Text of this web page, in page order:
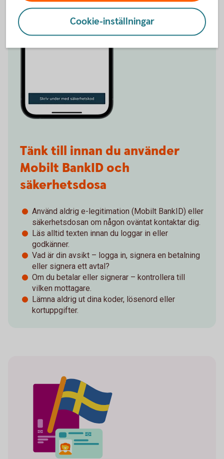
Tänk till innan du använder
Mobilt BankID och
säkerhetsdosa
Använd aldrig e-legitimation (Mobilt BankID) eller
säkerhetsdosan om någon oväntat kontaktar dig.
Läs alltid texten innan du loggar in eller
godkänner.
Vad är din avsikt – logga in, signera en betalning
eller signera ett avtal?
Om du betalar eller signerar – kontrollera till
vilken mottagare.
Lämna aldrig ut dina koder, lösenord eller
kortuppgifter.
Cookie-inställningar